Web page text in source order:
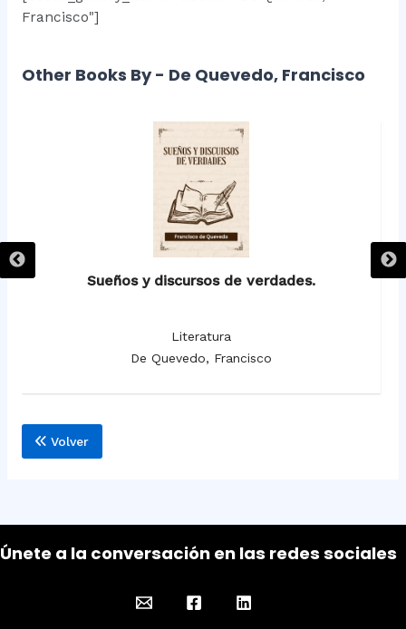
Francisco"]
Other Books By - De Quevedo, Francisco
Sueños y discursos de verdades.
Literatura
De Quevedo, Francisco
Volver
Únete a la conversación en las redes sociales